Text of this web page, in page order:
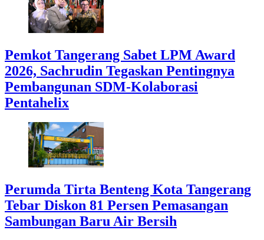
Pemkot Tangerang Sabet LPM Award
2026, Sachrudin Tegaskan Pentingnya
Pembangunan SDM-Kolaborasi
Pentahelix
Perumda Tirta Benteng Kota Tangerang
Tebar Diskon 81 Persen Pemasangan
Sambungan Baru Air Bersih